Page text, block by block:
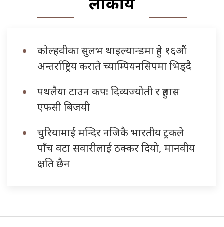
कोल्हवीका सुलभ थाइल्यान्डमा हुने १६औं
अन्तर्राष्ट्रिय कराते च्याम्पियनसिपमा भिड्दै
पथलैया टाउन कपः दिव्यज्योती र हुलास
एफसी बिजयी
चुरियामाई मन्दिर नजिकै भारतीय ट्रकले
पाँच वटा सवारीलाई ठक्कर दियो, मानवीय
क्षति छैन